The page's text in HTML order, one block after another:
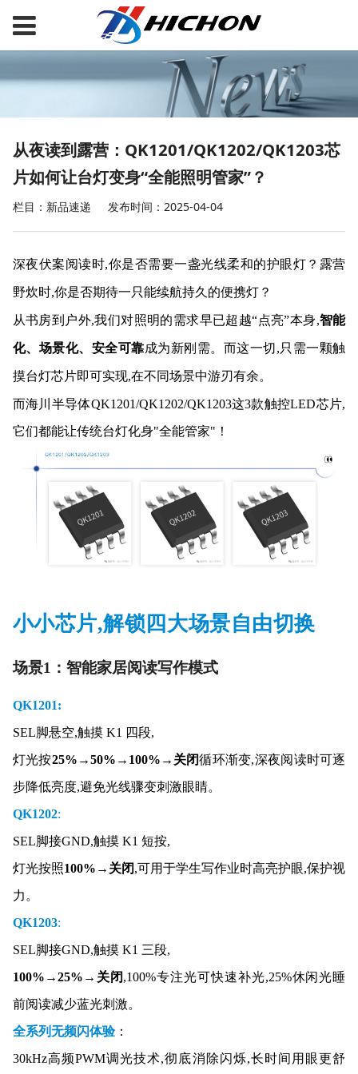
从夜读到露营：QK1201/QK1202/QK1203芯
片如何让台灯变身“全能照明管家”？
栏目：新品速递 发布时间：2025-04-04
深夜伏案阅读时,你是否需要一盏光线柔和的护眼灯？露营
野炊时,你是否期待一只能续航持久的便携灯？
从书房到户外,我们对照明的需求早已超越“点亮”本身,智能
化、场景化、安全可靠成为新刚需。而这一切,只需一颗触
摸台灯芯片即可实现,在不同场景中游刃有余。
而海川半导体QK1201/QK1202/QK1203这3款触控LED芯片,
它们都能让传统台灯化身"全能管家"！
小小芯片,解锁四大场景自由切换
场景1：智能家居阅读写作模式
QK1201:
SEL脚悬空,触摸 K1 四段,
灯光按25%→50%→100%→关闭循环渐变,深夜阅读时可逐
步降低亮度,避免光线骤变刺激眼睛。
QK1202:
SEL脚接GND,触摸 K1 短按,
灯光按照100%→关闭,可用于学生写作业时高亮护眼,保护视
力。
QK1203:
SEL脚接GND,触摸 K1 三段,
100%→25% → 关闭,100%专注光可快速补光,25%休闲光睡
前阅读减少蓝光刺激。
全系列无频闪体验：
30kHz高频PWM调光技术,彻底消除闪烁,长时间用眼更舒